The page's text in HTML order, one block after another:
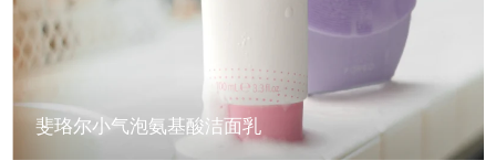
斐珞尔小气泡氨基酸洁面乳